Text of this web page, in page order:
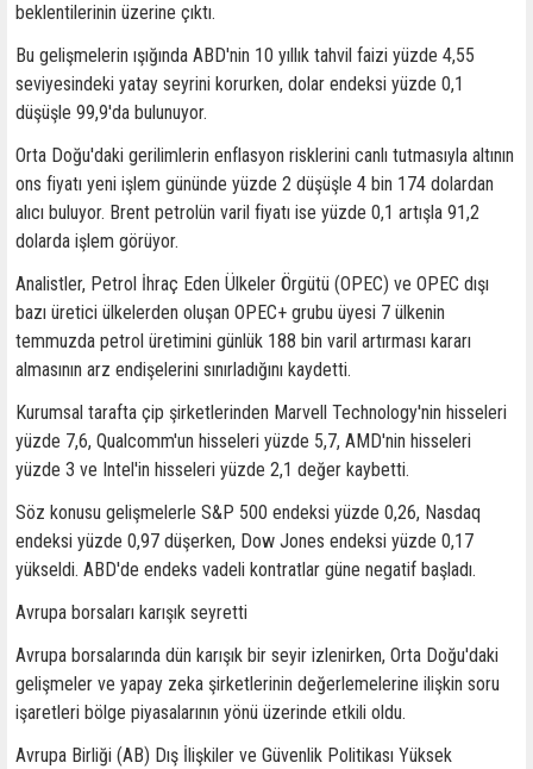
beklentilerinin üzerine çıktı.
Bu gelişmelerin ışığında ABD'nin 10 yıllık tahvil faizi yüzde 4,55
seviyesindeki yatay seyrini korurken, dolar endeksi yüzde 0,1
düşüşle 99,9'da bulunuyor.
Orta Doğu'daki gerilimlerin enflasyon risklerini canlı tutmasıyla altının
ons fiyatı yeni işlem gününde yüzde 2 düşüşle 4 bin 174 dolardan
alıcı buluyor. Brent petrolün varil fiyatı ise yüzde 0,1 artışla 91,2
dolarda işlem görüyor.
Analistler, Petrol İhraç Eden Ülkeler Örgütü (OPEC) ve OPEC dışı
bazı üretici ülkelerden oluşan OPEC+ grubu üyesi 7 ülkenin
temmuzda petrol üretimini günlük 188 bin varil artırması kararı
almasının arz endişelerini sınırladığını kaydetti.
Kurumsal tarafta çip şirketlerinden Marvell Technology'nin hisseleri
yüzde 7,6, Qualcomm'un hisseleri yüzde 5,7, AMD'nin hisseleri
yüzde 3 ve Intel'in hisseleri yüzde 2,1 değer kaybetti.
Söz konusu gelişmelerle S&P 500 endeksi yüzde 0,26, Nasdaq
endeksi yüzde 0,97 düşerken, Dow Jones endeksi yüzde 0,17
yükseldi. ABD'de endeks vadeli kontratlar güne negatif başladı.
Avrupa borsaları karışık seyretti
Avrupa borsalarında dün karışık bir seyir izlenirken, Orta Doğu'daki
gelişmeler ve yapay zeka şirketlerinin değerlemelerine ilişkin soru
işaretleri bölge piyasalarının yönü üzerinde etkili oldu.
Avrupa Birliği (AB) Dış İlişkiler ve Güvenlik Politikası Yüksek